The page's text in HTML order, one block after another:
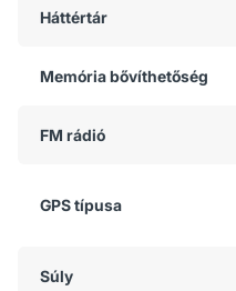
Háttértár
Memória bővíthetőség
FM rádió
GPS típusa
Súly